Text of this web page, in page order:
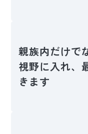
親族内だけで
視野に入れ、
きます